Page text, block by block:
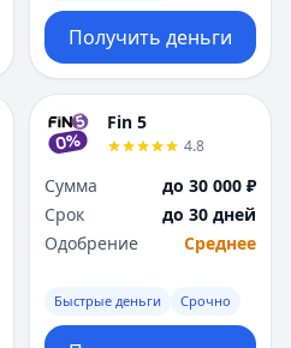
Получить деньги
Fin 5
4.8
Сумма
до 30 000 ₽
Срок
до 30 дней
Одобрение
Среднее
Быстрые деньги Срочно